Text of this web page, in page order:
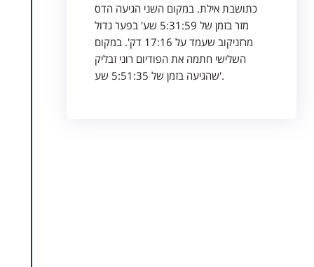
כתושבת אילת. במקום השני הגיעה הדס
מזר בזמן של 5:31:59 שע' בפער גדול
מרזניקוב שעמד על 17:16 דק'. במקום
השלישי חתמה את הפודיום רוני זבליק
שהגיעה בזמן של 5:51:35 שע'.